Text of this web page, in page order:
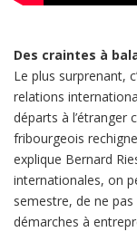
Des craintes à
Le plus surprenant,
relations
départs à l’étranger
fribourgeois
explique Bernard
internationales, on
semestre, de ne
démarches à